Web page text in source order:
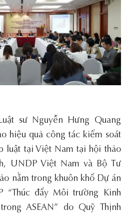
sư Nguyễn Hưng Quang
hiệu quả công tác kiểm soát
luật tại Việt Nam tại hội thảo
UNDP Việt Nam và Bộ Tư
nằm trong khuôn khổ Dự án
“Thúc đẩy Môi trường Kinh
ASEAN” do Quỹ Thịnh